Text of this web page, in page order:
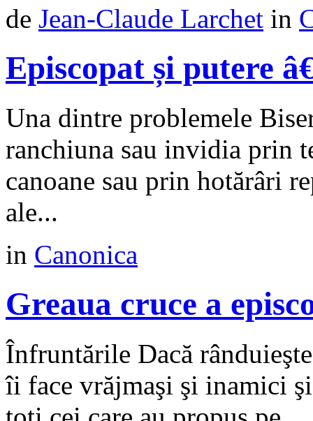
de Jean-Claude Larchet in
Episcopat și putere
Una dintre problemele
ranchiuna sau invidia prin
canoane sau prin hotărâri
ale...
in Canonica
Greaua cruce a
Înfruntările Dacă
îi face vrăjmaşi şi inamici